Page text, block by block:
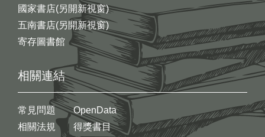
國家書店(另開新視窗)
五南書店(另開新視窗)
寄存圖書館
相關連結
常見問題
相關法規
OpenData
得獎書目